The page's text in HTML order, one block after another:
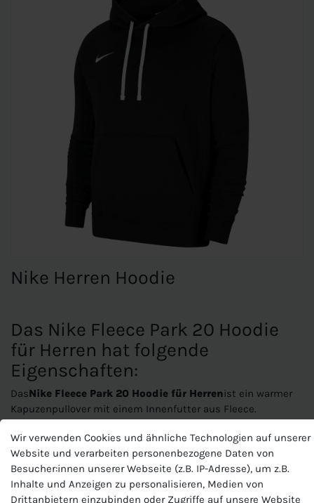
Nike Herren Hoodie
Das Nike Fleece Park 20 Hoodie
für Herren hat folgende
Eigenschaften:
DasNike Fleece Park 20 Hoodie für Herrenist ein warmer
Kapuzenpullover mit einem Innenfutter aus Fleece.
Eigenschaften:
Passform:normale Passform; Rundhals
Temperaturregulierung:weiches, warmes Fleecefutter
Taschen:Kängurutasche
Wir verwenden Cookies und ähnliche Technologien auf unserer
Website und verarbeiten personenbezogene Daten von
Besucher:innen unserer Webseite (z.B. IP-Adresse), um z.B.
Inhalte und Anzeigen zu personalisieren, Medien von
Drittanbietern einzubinden oder Zugriffe auf unsere Website